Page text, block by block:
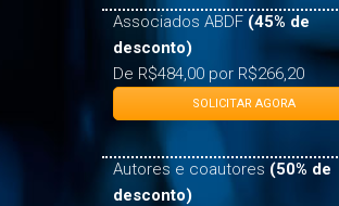
Associados ABDF
(45% de
desconto)
De R$484,00 por R$266,20
Autores e coautores